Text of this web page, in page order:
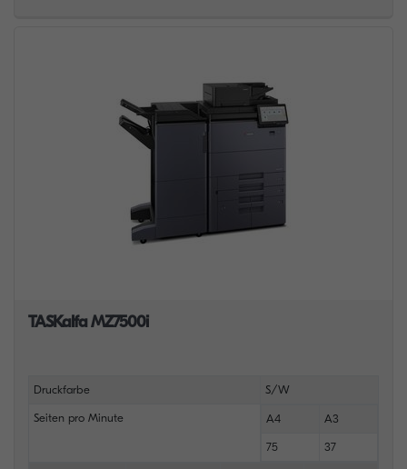
TASKalfa MZ7500i
Druckfarbe S/W
Seiten pro Minute A4 A3
75 37